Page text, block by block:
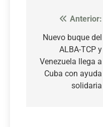
Navegación
de
entradas
Anterior:
Nuevo buque del
ALBA-TCP y
Venezuela llega a
Cuba con ayuda
solidaria